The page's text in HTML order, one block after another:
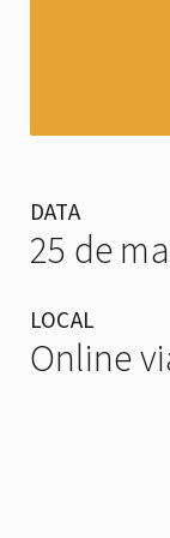
DATA
25 de
LOCAL
Online